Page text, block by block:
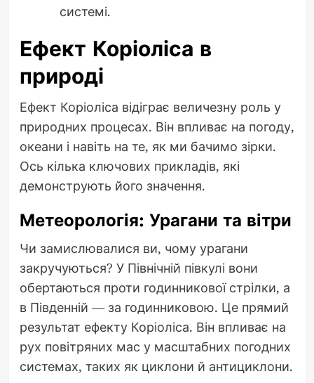
системі.
Ефект Коріоліса в
природі
Ефект Коріоліса відіграє величезну роль у
природних процесах. Він впливає на погоду,
океани і навіть на те, як ми бачимо зірки.
Ось кілька ключових прикладів, які
демонструють його значення.
Метеорологія: Урагани та вітри
Чи замислювалися ви, чому урагани
закручуються? У Північній півкулі вони
обертаються проти годинникової стрілки, а
в Південній — за годинниковою. Це прямий
результат ефекту Коріоліса. Він впливає на
рух повітряних мас у масштабних погодних
системах, таких як циклони й антициклони.